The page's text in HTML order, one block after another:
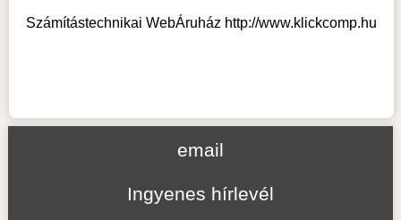
Számítástechnikai WebÁruház http://www.klickcomp.hu
email
Ingyenes hírlevél